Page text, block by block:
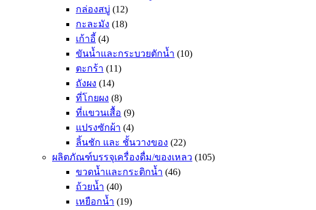
กล่องสบู่ (12)
กะละมัง (18)
เก้าอี้ (4)
ขันน้ำและกระบวยตักน้ำ (10)
ตะกร้า (11)
ถังผง (14)
ที่โกยผง (8)
ที่แขวนเสื้อ (9)
แปรงซักผ้า (4)
ลิ้นชัก และ ชั้นวางของ (22)
ผลิตภัณฑ์บรรจุเครื่องดื่ม/ของเหลว (105)
ขวดน้ำและกระติกน้ำ (46)
ถ้วยน้ำ (40)
เหยือกน้ำ (19)